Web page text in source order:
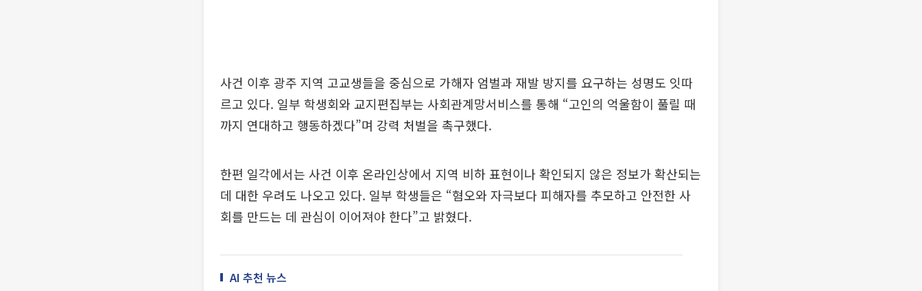
사건 이후 광주 지역 고교생들을 중심으로 가해자 엄벌과 재발 방지를 요구하는 성명도 잇따
르고 있다. 일부 학생회와 교지편집부는 사회관계망서비스를 통해 “고인의 억울함이 풀릴 때
까지 연대하고 행동하겠다”며 강력 처벌을 촉구했다.
한편 일각에서는 사건 이후 온라인상에서 지역 비하 표현이나 확인되지 않은 정보가 확산되는
데 대한 우려도 나오고 있다. 일부 학생들은 “혐오와 자극보다 피해자를 추모하고 안전한 사
회를 만드는 데 관심이 이어져야 한다”고 밝혔다.
AI 추천 뉴스